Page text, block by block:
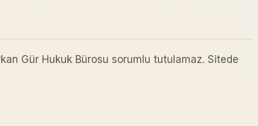
Gür Hukuk Bürosu sorumlu tutulamaz. Sitede